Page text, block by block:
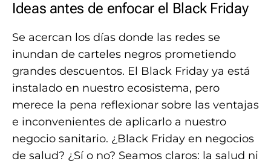
Ideas antes de enfocar el Black Friday
Se acercan los días donde las redes se
inundan de carteles negros prometiendo
grandes descuentos. El Black Friday ya está
instalado en nuestro ecosistema, pero
merece la pena reflexionar sobre las ventajas
e inconvenientes de aplicarlo a nuestro
negocio sanitario. ¿Black Friday en negocios
de salud? ¿Sí o no? Seamos claros: la salud ni